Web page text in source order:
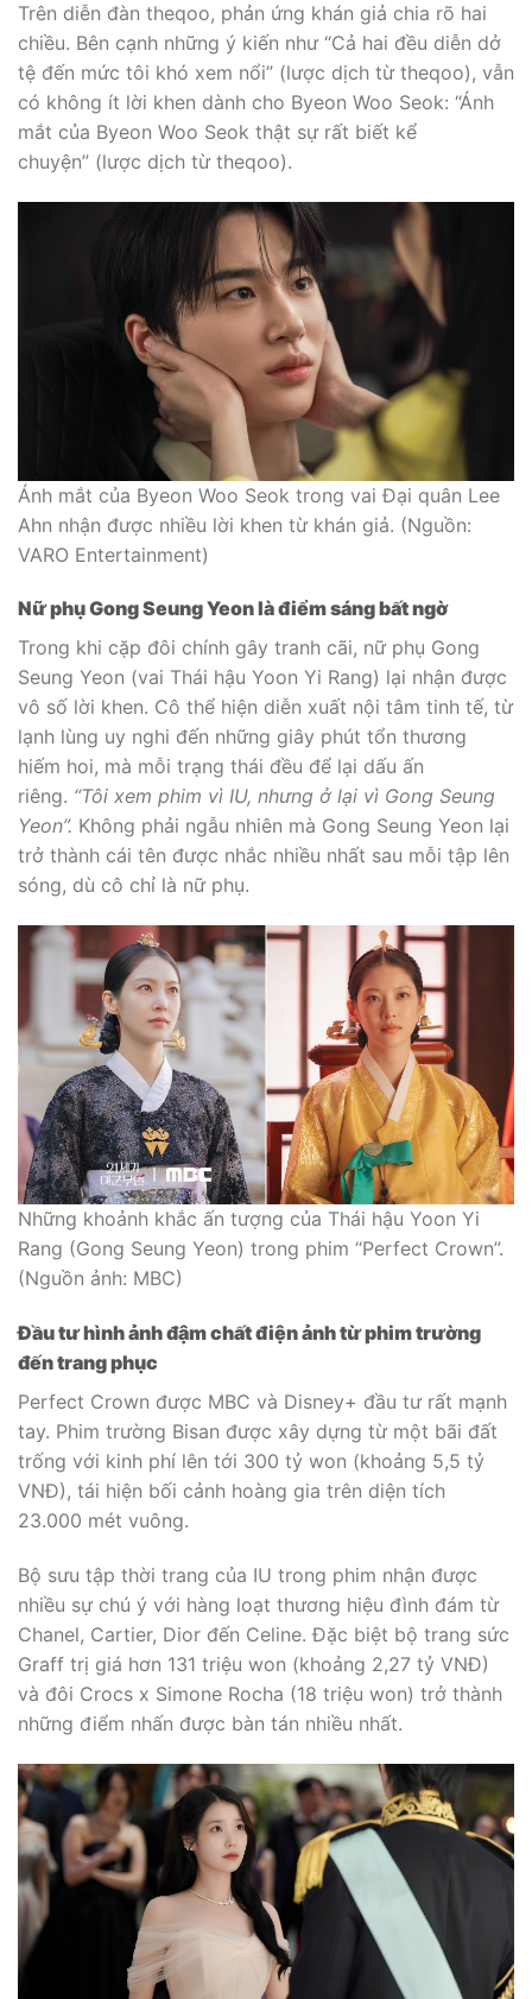
Trên diễn đàn theqoo, phản ứng khán giả chia rõ hai
chiều. Bên cạnh những ý kiến như “Cả hai đều diễn dở
tệ đến mức tôi khó xem nổi” (lược dịch từ theqoo), vẫn
có không ít lời khen dành cho Byeon Woo Seok: “Ánh
mắt của Byeon Woo Seok thật sự rất biết kể
chuyện” (lược dịch từ theqoo).
Ánh mắt của Byeon Woo Seok trong vai Đại quân Lee
Ahn nhận được nhiều lời khen từ khán giả. (Nguồn:
VARO Entertainment)
Nữ phụ Gong Seung Yeon là điểm sáng bất ngờ
Trong khi cặp đôi chính gây tranh cãi, nữ phụ Gong
Seung Yeon (vai Thái hậu Yoon Yi Rang) lại nhận được
vô số lời khen. Cô thể hiện diễn xuất nội tâm tinh tế, từ
lạnh lùng uy nghi đến những giây phút tổn thương
hiếm hoi, mà mỗi trạng thái đều để lại dấu ấn
riêng. “Tôi xem phim vì IU, nhưng ở lại vì Gong Seung
Yeon”. Không phải ngẫu nhiên mà Gong Seung Yeon lại
trở thành cái tên được nhắc nhiều nhất sau mỗi tập lên
sóng, dù cô chỉ là nữ phụ.
Những khoảnh khắc ấn tượng của Thái hậu Yoon Yi
Rang (Gong Seung Yeon) trong phim “Perfect Crown”.
(Nguồn ảnh: MBC)
Đầu tư hình ảnh đậm chất điện ảnh từ phim trường
đến trang phục
Perfect Crown được MBC và Disney+ đầu tư rất mạnh
tay. Phim trường Bisan được xây dựng từ một bãi đất
trống với kinh phí lên tới 300 tỷ won (khoảng 5,5 tỷ
VNĐ), tái hiện bối cảnh hoàng gia trên diện tích
23.000 mét vuông.
Bộ sưu tập thời trang của IU trong phim nhận được
nhiều sự chú ý với hàng loạt thương hiệu đình đám từ
Chanel, Cartier, Dior đến Celine. Đặc biệt bộ trang sức
Graff trị giá hơn 131 triệu won (khoảng 2,27 tỷ VNĐ)
và đôi Crocs x Simone Rocha (18 triệu won) trở thành
những điểm nhấn được bàn tán nhiều nhất.